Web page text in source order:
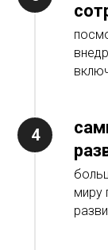
миру